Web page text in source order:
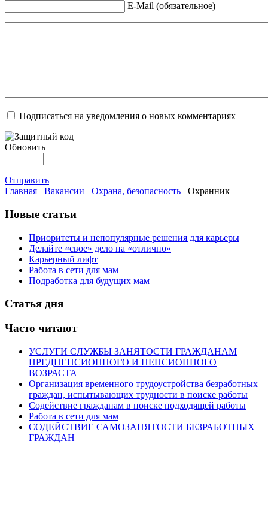
E-Mail (обязательное)
Подписаться на уведомления о новых комментариях
Обновить
Отправить
Главная
Вакансии Охрана, безопасность Охранник
Новые статьи
Приоритеты и непопулярные решения для карьеры
Делайте «свое» дело на «отлично»
Карьерный лифт
Работа в сети для мам
Подработка для будущих мам
Статья дня
Часто читают
УСЛУГИ СЛУЖБЫ ЗАНЯТОСТИ ГРАЖДАНАМ
ПРЕДПЕНСИОННОГО И ПЕНСИОННОГО
ВОЗРАСТА
Организация временного трудоустройства безработных
граждан, испытывающих трудности в поиске работы
Содействие гражданам в поиске подходящей работы
Работа в сети для мам
СОДЕЙСТВИЕ САМОЗАНЯТОСТИ БЕЗРАБОТНЫХ
ГРАЖДАН